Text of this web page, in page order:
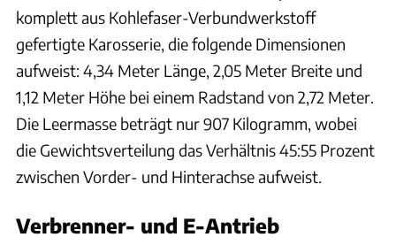
komplett aus Kohlefaser-Verbundwerkstoff
gefertigte Karosserie, die folgende Dimensionen
aufweist: 4,34 Meter Länge, 2,05 Meter Breite und
1,12 Meter Höhe bei einem Radstand von 2,72 Meter.
Die Leermasse beträgt nur 907 Kilogramm, wobei
die Gewichtsverteilung das Verhältnis 45:55 Prozent
zwischen Vorder- und Hinterachse aufweist.
Verbrenner- und E-Antrieb